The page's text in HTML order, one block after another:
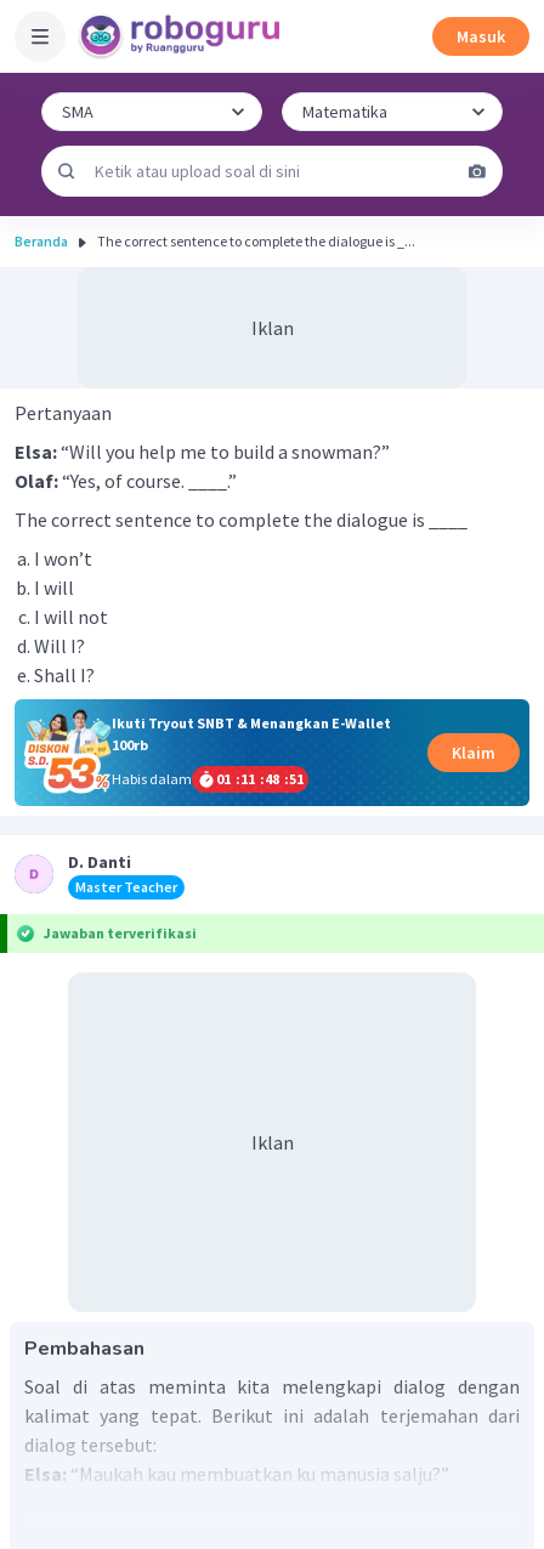
Masuk
Beranda The correct sentence to complete the dialogue is _...
Iklan
Pertanyaan
Elsa:“Will you help me to build a snowman?”
Olaf:“Yes, of course. ____.”
The correct sentence to complete the dialogue is ____
I won’t
I will
I will not
Will I?
Shall I?
Ikuti Tryout SNBT & Menangkan E-Wallet
100rb
Habis dalam
01 :11 :48 :51
Klaim
D. Danti
Master Teacher
Jawaban terverifikasi
Iklan
Pembahasan
Soal di atas meminta kita melengkapi dialog dengan
kalimat yang tepat. Berikut ini adalah terjemahan dari
dialog tersebut:
Elsa: “Maukah kau membuatkan ku manusia salju?”